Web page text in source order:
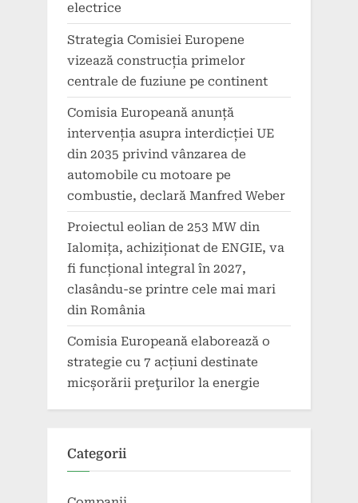
electrice
Strategia Comisiei Europene
vizează construcția primelor
centrale de fuziune pe continent
Comisia Europeană anunță
intervenția asupra interdicției UE
din 2035 privind vânzarea de
automobile cu motoare pe
combustie, declară Manfred Weber
Proiectul eolian de 253 MW din
Ialomița, achiziționat de ENGIE, va
fi funcțional integral în 2027,
clasându-se printre cele mai mari
din România
Comisia Europeană elaborează o
strategie cu 7 acțiuni destinate
micșorării preţurilor la energie
Categorii